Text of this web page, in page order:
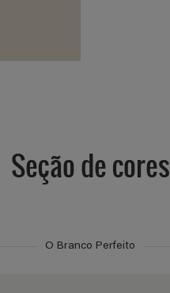
Seção de cores
O Branco Perfeito